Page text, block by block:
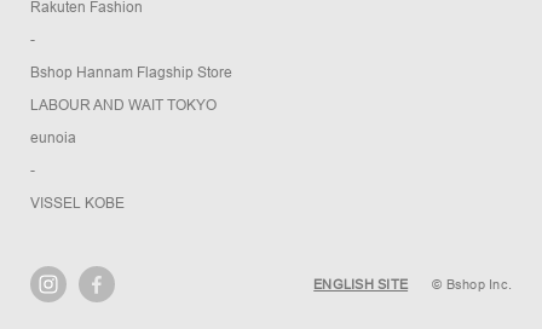
Rakuten Fashion
-
Bshop Hannam Flagship Store
LABOUR AND WAIT TOKYO
eunoia
-
VISSEL KOBE
ENGLISH SITE © Bshop Inc.